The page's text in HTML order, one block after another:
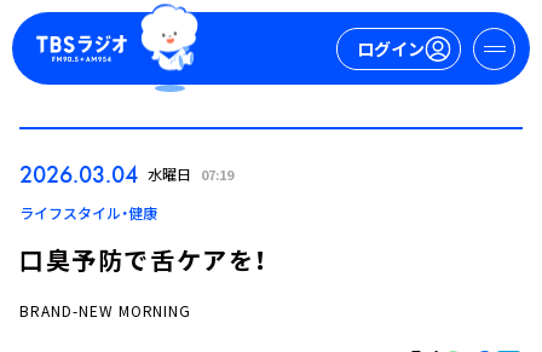
ログイン
ログイン
2026.03.04 水曜日 07:19
ライフスタイル・健康
口臭予防で舌ケアを！
BRAND-NEW MORNING